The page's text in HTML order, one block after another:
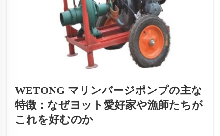
WETONG マリンバージポンプの主な
特徴：なぜヨット愛好家や漁師たちが
これを好むのか